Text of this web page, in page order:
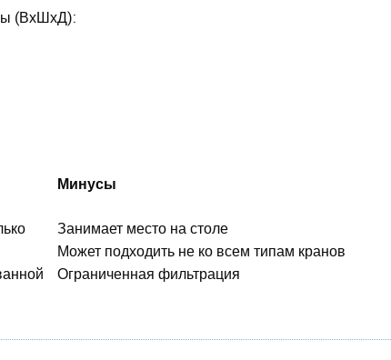
(ВхШхД):
Минусы
Занимает место на столе
Может подходить не ко всем типам кранов
Ограниченная фильтрация